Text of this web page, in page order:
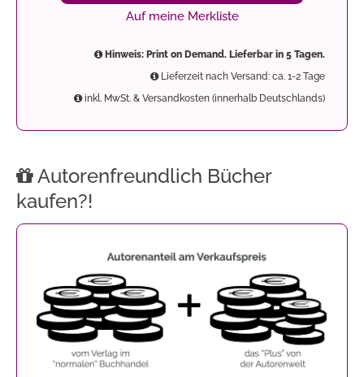
Auf meine Merkliste
Hinweis: Print on Demand. Lieferbar in 5 Tagen.
Lieferzeit nach Versand: ca. 1-2 Tage
inkl. MwSt. & Versandkosten (innerhalb Deutschlands)
Autorenfreundlich Bücher
kaufen?!